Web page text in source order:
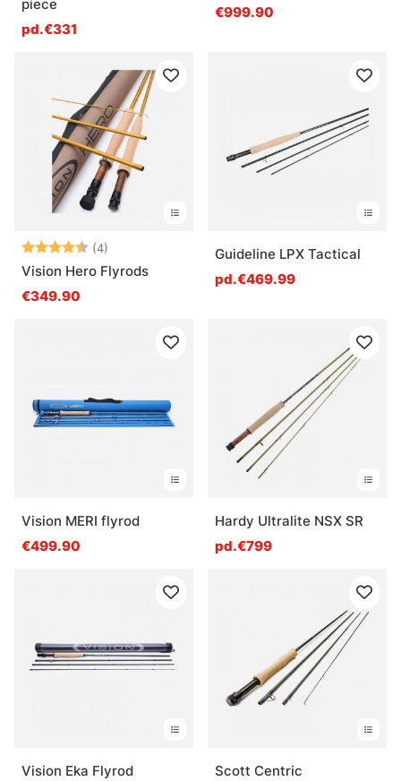
piece
pd.€331
€999.90
Note: (4)
Vision Hero Flyrods
€349.90
Guideline LPX Tactical
pd.€469.99
Vision MERI flyrod
€499.90
Hardy Ultralite NSX SR
pd.€799
Vision Eka Flyrod
Scott Centric